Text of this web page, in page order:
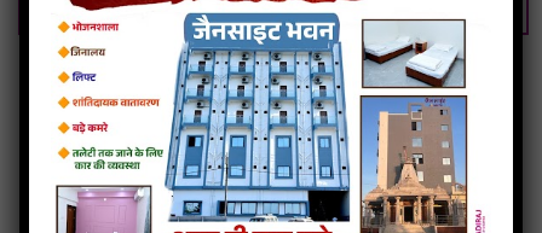
Giriraj Vandi Vinvu Mujh Paap Neh Tu Nivarje